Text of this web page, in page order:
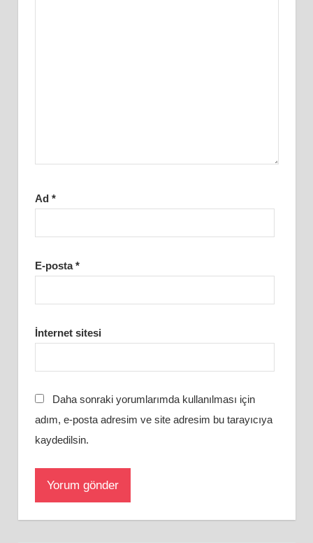
Ad *
E-posta*
İnternet sitesi
Daha sonraki yorumlarımda kullanılması için
adım, e-posta adresim ve site adresim bu tarayıcıya
kaydedilsin.